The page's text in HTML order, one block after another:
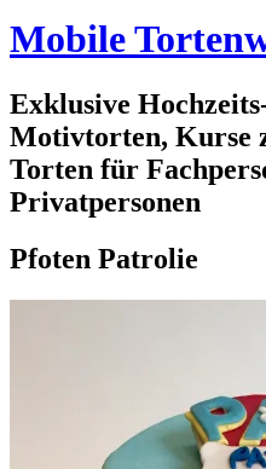
Mobile
Exklusive
Motivtorten, Kurse
Torten für
Privatpersonen
Pfoten Patrolie